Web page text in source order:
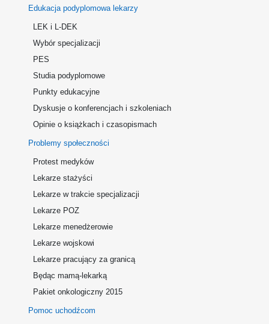
Edukacja podyplomowa lekarzy
LEK i L-DEK
Wybór specjalizacji
PES
Studia podyplomowe
Punkty edukacyjne
Dyskusje o konferencjach i szkoleniach
Opinie o książkach i czasopismach
Problemy społeczności
Protest medyków
Lekarze stażyści
Lekarze w trakcie specjalizacji
Lekarze POZ
Lekarze menedżerowie
Lekarze wojskowi
Lekarze pracujący za granicą
Będąc mamą-lekarką
Pakiet onkologiczny 2015
Pomoc uchodźcom